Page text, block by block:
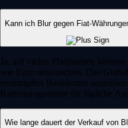
Kann ich Blur gegen Fiat-
Ja, auf vielen Plattformen
wie Euro umtauschen. Das
verknüpftes Bankkonto
Kartenprogramme für tägliche
Wie lange dauert der Verkauf von